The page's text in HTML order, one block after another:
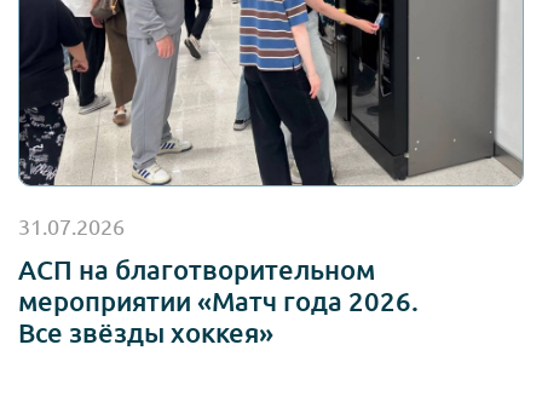
31.07.2026
АСП на благотворительном
мероприятии «Матч года 2026.
Все звёзды хоккея»